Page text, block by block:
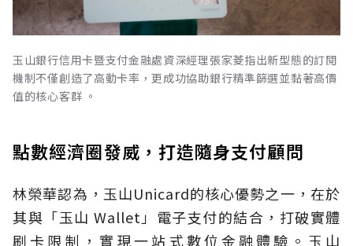
玉山銀行信用卡暨支付金融處資深經理張家菱指出新型態的訂閱
機制不僅創造了高動卡率，更成功協助銀行精準篩選並黏著高價
值的核心客群 。
點數經濟圈發威，打造隨身支付顧問
林榮華認為，玉山Unicard的核心優勢之一，在於
其與「玉山 Wallet」電子支付的結合，打破實體
刷卡限制，實現一站式數位金融體驗。玉山